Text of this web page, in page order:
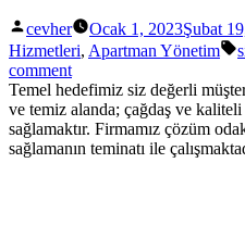
Posted
by
cevher Ocak 1, 2023Şubat
Hizmetleri, Apartman Yönetim
commenton
Site
Ve
Apartman
Yönetiminin
Temel hedefimiz siz değerli
ve temiz alanda; çağdaş ve kaliteli
sağlamaktır. Firmamız çözüm
sağlamanın teminatı ile